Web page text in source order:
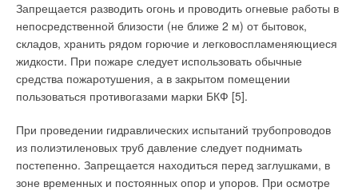
Запрещается разводить огонь и проводить огневые работы в
непосредственной близости (не ближе 2 м) от бытовок,
складов, хранить рядом горючие и легковоспламеняющиеся
жидкости. При пожаре следует использовать обычные
средства пожаротушения, а в закрытом помещении
пользоваться противогазами марки БКФ [5].
При проведении гидравлических испытаний трубопроводов
из полиэтиленовых труб давление следует поднимать
постепенно. Запрещается находиться перед заглушками, в
зоне временных и постоянных опор и упоров. При осмотре
Rothenberger и Klauke.
Самый распространенный внутренний профиль пресс-губок
маркируется, как известно, «TH». На российском рынке
продается огромное количество пресс-фитингов различных
марок, производимых в основном на заводах Италии,
Германии и Китая. Интересной новинкой рынка пресс-
соединений 2009 г. можно назвать модульные пресс-
фитинги все той же компании Uponor, которые позволяют из
порядка 30 компонентов получить в 10 раз больше
комбинаций итоговых соединений.